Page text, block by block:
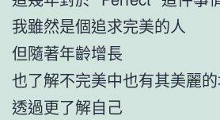
我雖然是個追求完美的人
但隨著年齡增長
也了解不完美中也有其美麗
透過更了解自己